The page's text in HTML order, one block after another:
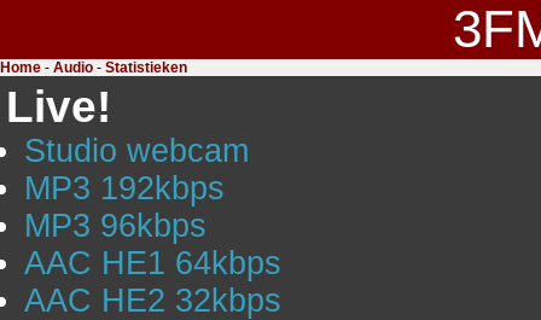
Home - Audio - Statistieken
Live!
Studio webcam
MP3 192kbps
MP3 96kbps
AAC HE1 64kbps
AAC HE2 32kbps